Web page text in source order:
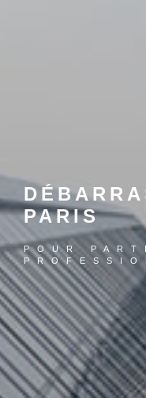
PARIS
POUR